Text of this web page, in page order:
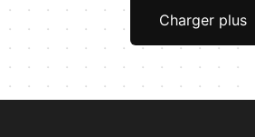
Charger plus